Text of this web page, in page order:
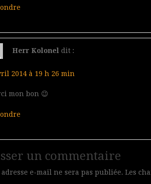
Herr Kolonel dit :
2014 à 19 h 26 min
mon bon 😉
un commentaire
adresse e-mail ne sera pas publiée. Les